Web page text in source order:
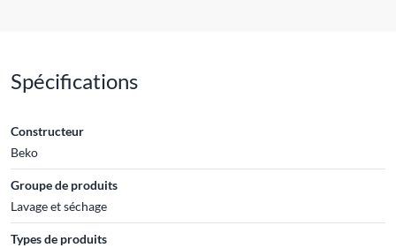
Spécifications
Constructeur
Beko
Groupe de produits
Lavage et séchage
Types de produits